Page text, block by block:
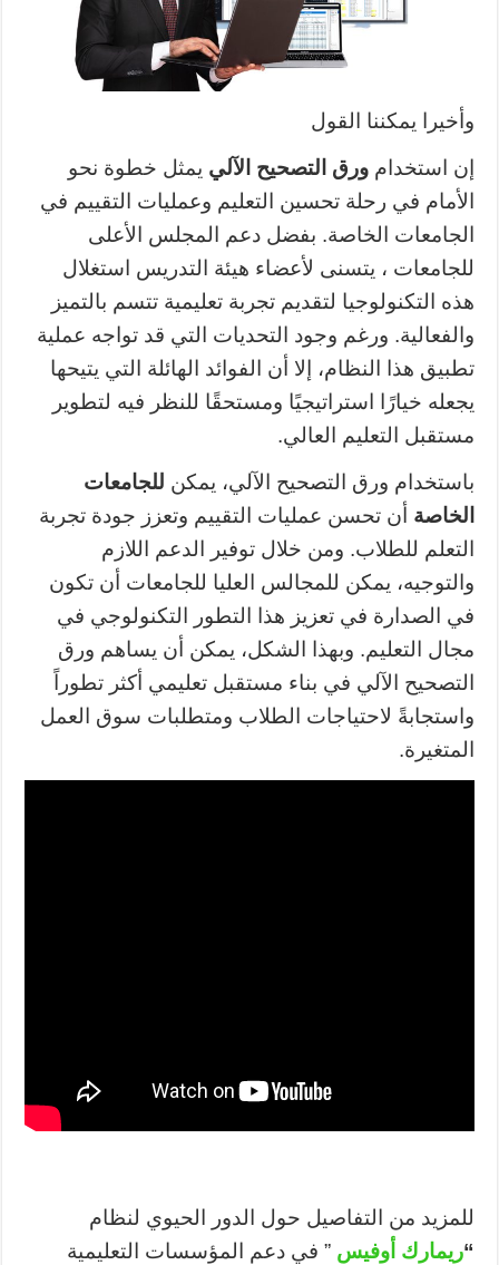
وأخيرا يمكننا القول
إن استخدام ورق التصحيح الآلي يمثل خطوة نحو
الأمام في رحلة تحسين التعليم وعمليات التقييم في
الجامعات الخاصة. بفضل دعم المجلس الأعلى
للجامعات ، يتسنى لأعضاء هيئة التدريس استغلال
هذه التكنولوجيا لتقديم تجربة تعليمية تتسم بالتميز
والفعالية. ورغم وجود التحديات التي قد تواجه عملية
تطبيق هذا النظام، إلا أن الفوائد الهائلة التي يتيحها
يجعله خيارًا استراتيجيًا ومستحقًا للنظر فيه لتطوير
مستقبل التعليم العالي.
باستخدام ورق التصحيح الآلي، يمكن للجامعات
الخاصة أن تحسن عمليات التقييم وتعزز جودة تجربة
التعلم للطلاب. ومن خلال توفير الدعم اللازم
والتوجيه، يمكن للمجالس العليا للجامعات أن تكون
في الصدارة في تعزيز هذا التطور التكنولوجي في
مجال التعليم. وبهذا الشكل، يمكن أن يساهم ورق
التصحيح الآلي في بناء مستقبل تعليمي أكثر تطوراً
واستجابةً لاحتياجات الطلاب ومتطلبات سوق العمل
المتغيرة.
للمزيد من التفاصيل حول الدور الحيوي لنظام
“ريمارك أوفيس” في دعم
المؤسسات التعليمية